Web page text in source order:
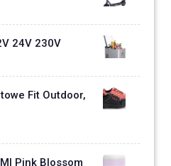
24V 230V
Fit Outdoor,
Pink Blossom